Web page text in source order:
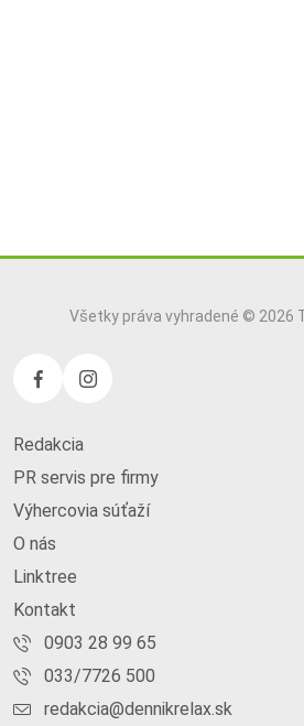
Všetky práva vyhradené © 2026
Redakcia
PR servis pre firmy
Výhercovia súťaží
O nás
Linktree
Kontakt
0903 28 99 65
033/7726 500
redakcia@dennikrelax.sk